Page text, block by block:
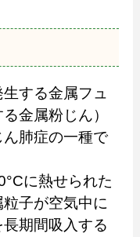
する金属フュ
金属粉じん）
肺症の一種で
に熱せられた
子が空気中に
期間吸入する